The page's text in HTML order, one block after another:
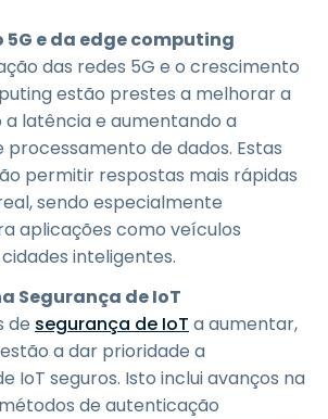
5G e da edge computing
das redes 5G e o crescimento
estão prestes a melhorar a
a latência e aumentando a
processamento de dados. Estas
permitir respostas mais rápidas
sendo especialmente
aplicações como veículos
inteligentes.
Segurança de IoT
de segurança de IoT a aumentar,
a dar prioridade a
IoT seguros. Isto inclui avanços na
de autenticação